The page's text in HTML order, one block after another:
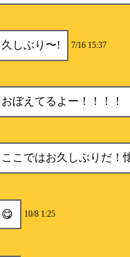
久しぶり〜! 7/16 15:37
おぼえてるよー！！！！
ここではお久しぶりだ！
😋 10/8 1:25